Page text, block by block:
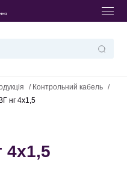
/ Контрольний кабель /
нг 4х1,5
4х1,5